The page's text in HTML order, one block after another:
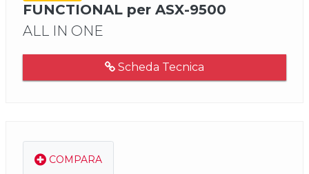
FUNCTIONAL per ASX-9500
ALL IN ONE
Scheda Tecnica
COMPARA